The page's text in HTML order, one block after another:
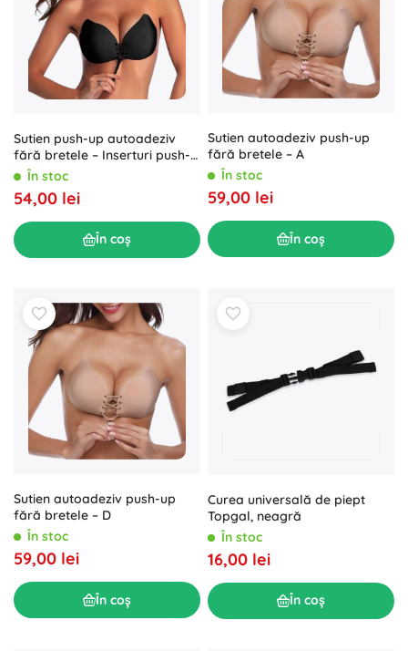
Sutien push-up autoadeziv
fără bretele – Inserturi push-
up autoadezive pentru sutien
mărimea B
În stoc
54,00 lei
În coș
Sutien autoadeziv push-up
fără bretele – A
În stoc
59,00 lei
În coș
Sutien autoadeziv push-up
fără bretele – D
În stoc
59,00 lei
În coș
Curea universală de piept
Topgal, neagră
În stoc
16,00 lei
În coș